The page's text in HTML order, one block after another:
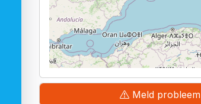
Meld probleem